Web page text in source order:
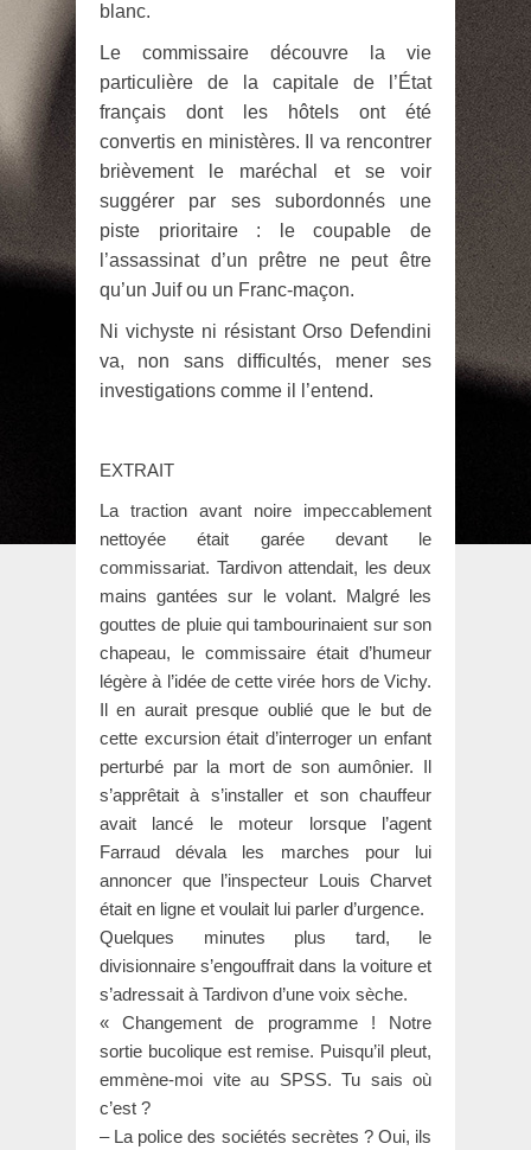
blanc.
Le commissaire découvre la vie
particulière de la capitale de l’État
français dont les hôtels ont été
convertis en ministères. Il va rencontrer
brièvement le maréchal et se voir
suggérer par ses subordonnés une
piste prioritaire : le coupable de
l’assassinat d’un prêtre ne peut être
qu’un Juif ou un Franc-maçon.
Ni vichyste ni résistant Orso Defendini
va, non sans difficultés, mener ses
investigations comme il l’entend.
EXTRAIT
La traction avant noire impeccablement
nettoyée était garée devant le
commissariat. Tardivon attendait, les deux
mains gantées sur le volant. Malgré les
gouttes de pluie qui tambourinaient sur son
chapeau, le commissaire était d’humeur
légère à l’idée de cette virée hors de Vichy.
Il en aurait presque oublié que le but de
cette excursion était d’interroger un enfant
perturbé par la mort de son aumônier. Il
s’apprêtait à s’installer et son chauffeur
avait lancé le moteur lorsque l’agent
Farraud dévala les marches pour lui
annoncer que l’inspecteur Louis Charvet
était en ligne et voulait lui parler d’urgence.
Quelques minutes plus tard, le
divisionnaire s’engouffrait dans la voiture et
s’adressait à Tardivon d’une voix sèche.
« Changement de programme ! Notre
sortie bucolique est remise. Puisqu’il pleut,
emmène-moi vite au SPSS. Tu sais où
c’est ?
– La police des sociétés secrètes ? Oui, ils